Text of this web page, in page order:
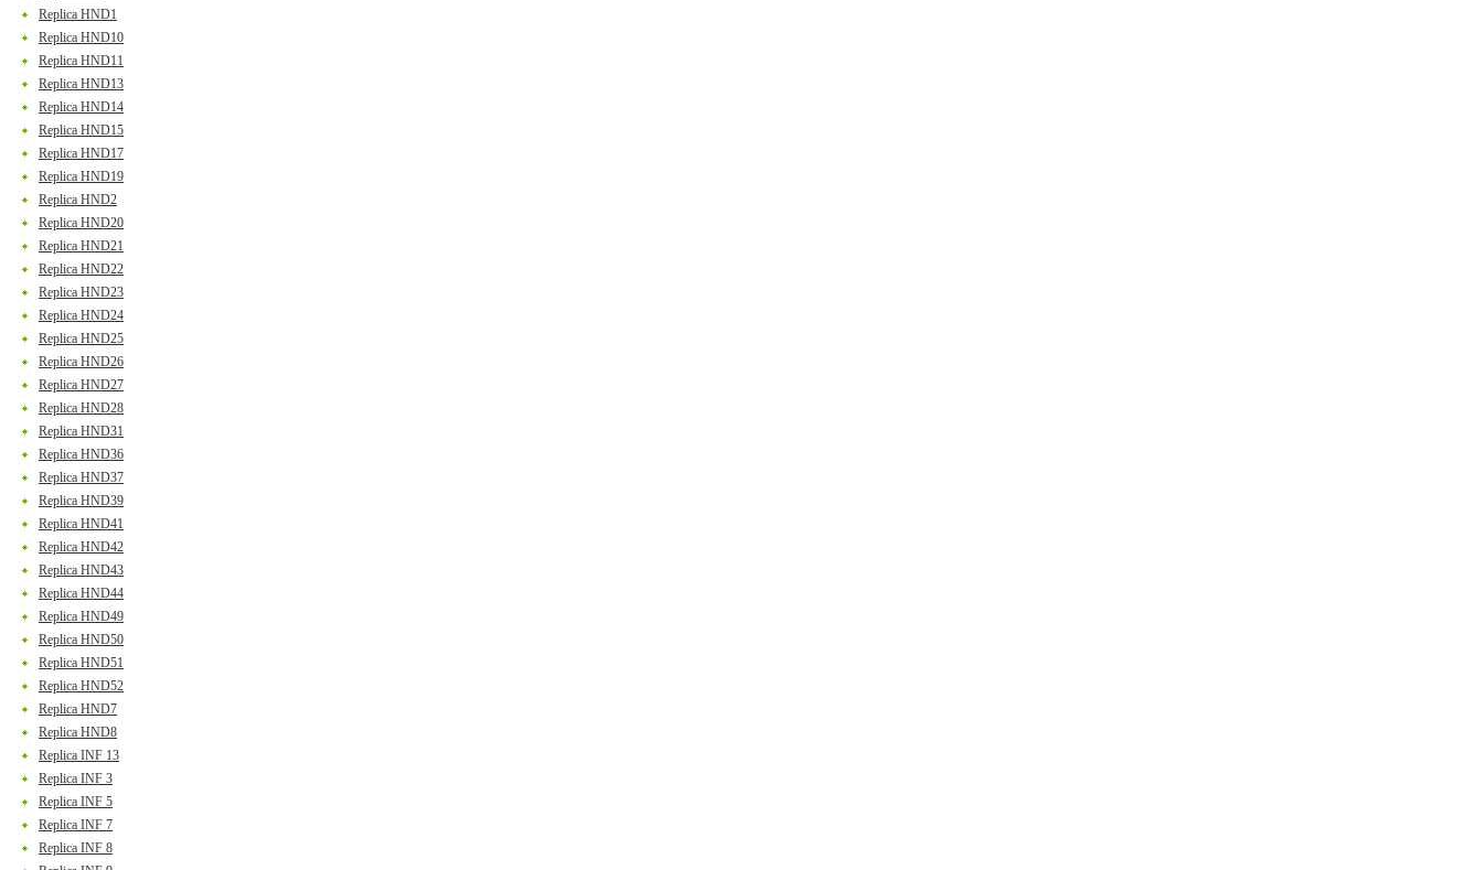
Replica HND1
Replica HND10
Replica HND11
Replica HND13
Replica HND14
Replica HND15
Replica HND17
Replica HND19
Replica HND2
Replica HND20
Replica HND21
Replica HND22
Replica HND23
Replica HND24
Replica HND25
Replica HND26
Replica HND27
Replica HND28
Replica HND31
Replica HND36
Replica HND37
Replica HND39
Replica HND41
Replica HND42
Replica HND43
Replica HND44
Replica HND49
Replica HND50
Replica HND51
Replica HND52
Replica HND7
Replica HND8
Replica INF 13
Replica INF 3
Replica INF 5
Replica INF 7
Replica INF 8